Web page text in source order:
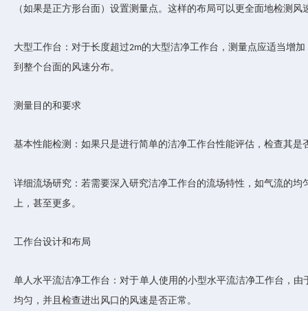
（如果是正方形台面）设置测量点。这样的布局可以更全面地检测风
大型工作台：对于长度超过2m的大型洁净工作台，测量点应适当增
到整个台面的风速分布。
测量目的和要求
基本性能检测：如果只是进行简单的洁净工作台性能评估，检查其
详细流场研究：若需要深入研究洁净工作台的流场特性，如气流的
上，甚至更多。
工作台设计和布局
单人水平流洁净工作台：对于单人使用的小型水平流洁净工作台，
均匀，并且检查进出风口的风速是否正常。